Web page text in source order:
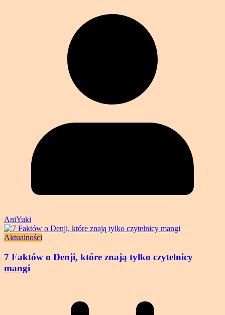
AniYuki
Aktualności
7 Faktów o Denji, które znają tylko czytelnicy
mangi